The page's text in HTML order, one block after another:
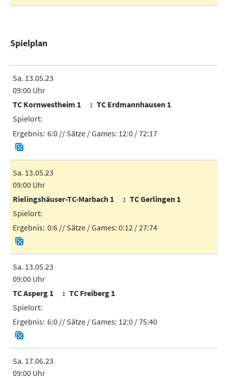
Spielplan
Sa. 13.05.23
09:00 Uhr
TC Kornwestheim 1
TC Erdmannhausen 1
6:0 // Sätze / Games: 12:0 / 72:17
Sa. 13.05.23
09:00 Uhr
Rielingshäuser-TC-Marbach 1
TC Gerlingen 1
0:6 // Sätze / Games: 0:12 / 27:74
Sa. 13.05.23
09:00 Uhr
TC Asperg 1
TC Freiberg 1
6:0 // Sätze / Games: 12:0 / 75:40
Sa. 17.06.23
09:00 Uhr